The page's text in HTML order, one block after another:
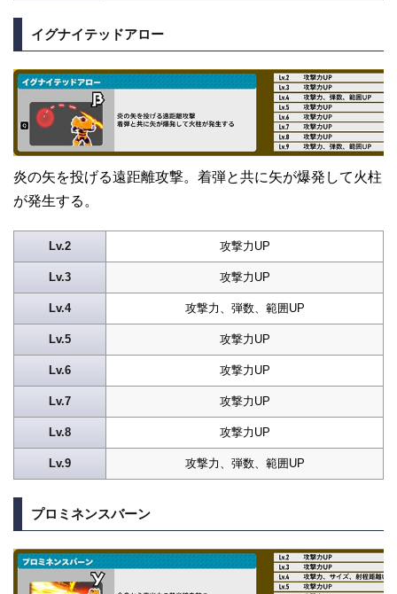
イグナイテッドアロー
炎の矢を投げる遠距離攻撃。着弾と共に矢が爆発して火柱
が発生する。
Lv.2 攻撃力UP
Lv.3 攻撃力UP
Lv.4 攻撃力、弾数、範囲UP
Lv.5 攻撃力UP
Lv.6 攻撃力UP
Lv.7 攻撃力UP
Lv.8 攻撃力UP
Lv.9 攻撃力、弾数、範囲UP
プロミネンスバーン